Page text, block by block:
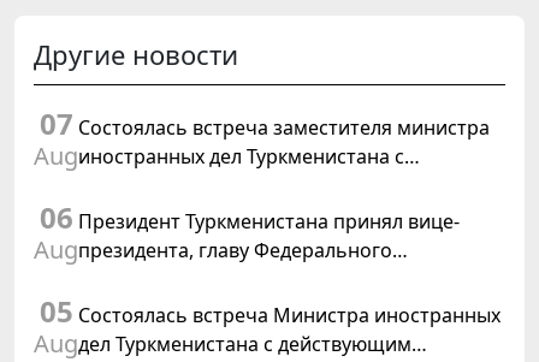
Другие новости
07
Aug
Состоялась встреча заместителя министра
иностранных дел Туркменистана с
Туркменистане
06
Aug
Президент Туркменистана принял вице-
президента, главу Федерального
Швейцарской Конфедерации
05
Aug
Состоялась встреча Министра иностранных
дел Туркменистана с действующим